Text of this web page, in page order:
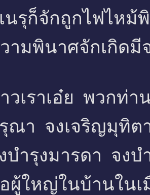
นรุก็จักถูกไฟไหม้
ามพินาศจักเกิดมี
วเราเอ๋ย พวกท่า
ณา จงเจริญมุทิต
บำรุงมารดา จง
ผู้ใหญ่ในบ้านในเ